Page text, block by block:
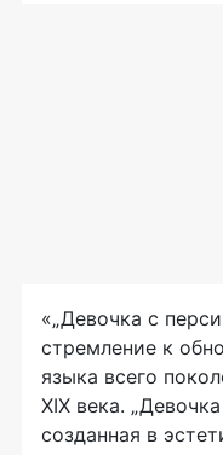
«„Девочка с
стремление к
языка всего
XIX века.
созданная в